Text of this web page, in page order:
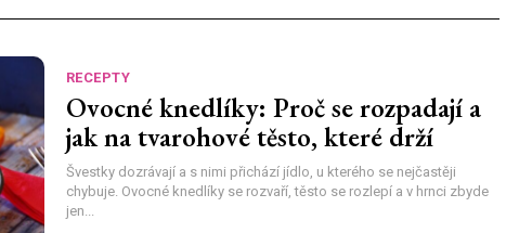
RECEPTY
Ovocné knedlíky: Proč se rozpadají a
jak na tvarohové těsto, které drží
Švestky dozrávají a s nimi přichází jídlo, u kterého se nejčastěji
chybuje. Ovocné knedlíky se rozvaří, těsto se rozlepí a v hrnci zbyde
jen...